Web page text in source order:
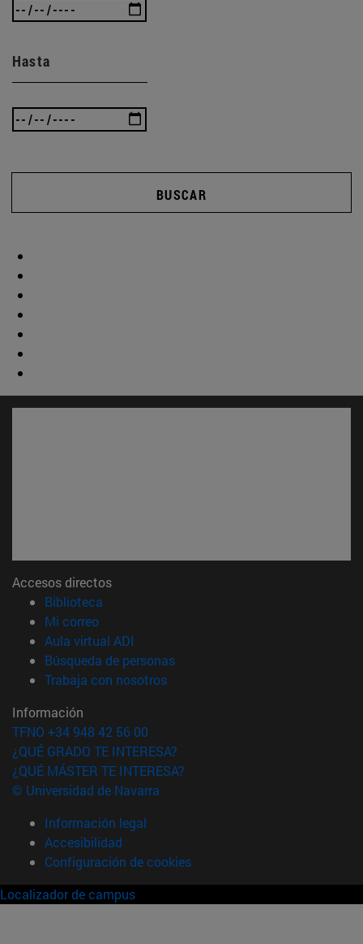
Hasta
BUSCAR
Accesos directos
Biblioteca
Mi correo(abre en nueva ventana)
Aula virtual ADI
Búsqueda de personas(abre en nueva ventana)
Trabaja con nosotros(abre en nueva ventana)
Información
TFNO +34 948 42 56 00
¿QUÉ GRADO TE INTERESA?
¿QUÉ MÁSTER TE INTERESA?
© Universidad de Navarra
Información legal
Accesibilidad
Configuración de cookies
Localizador de campus